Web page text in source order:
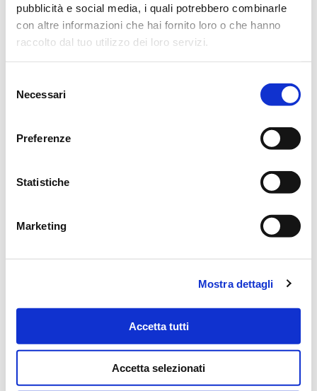
pubblicità e social media, i quali potrebbero combinarle
con altre informazioni che hai fornito loro o che hanno
raccolto dal tuo utilizzo dei loro servizi.
delNecessari
Preferenze
Statistiche
Marketing
Mostra dettagli
Accetta tutti
Accetta selezionati
CONDIVIDI
Lascia ora un messaggio di vicinanza alla famiglia di WALTER.